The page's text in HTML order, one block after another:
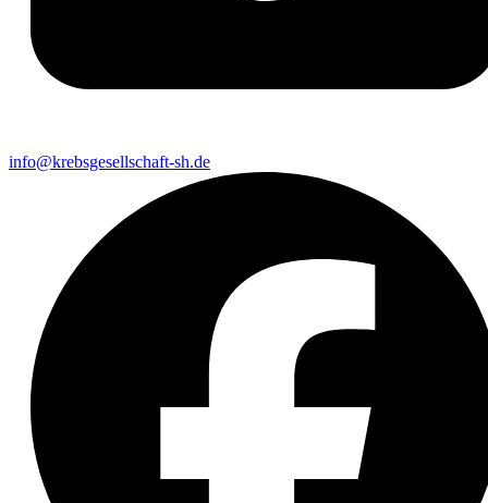
info@krebsgesellschaft-sh.de